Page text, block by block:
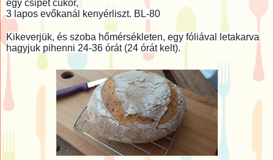
egy csipet cukor,
3 lapos evőkanál kenyérliszt. BL-80
Kikeverjük, és szoba hőmérsékleten, egy fóliával letakarva
hagyjuk pihenni 24-36 órát (24 órát kelt).